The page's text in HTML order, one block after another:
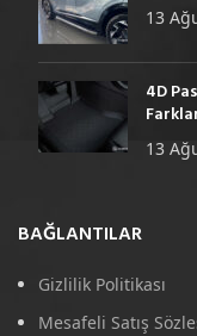
13
4D
13
BAĞLANTILAR
Gizlilik Politikası
Mesafeli Satış